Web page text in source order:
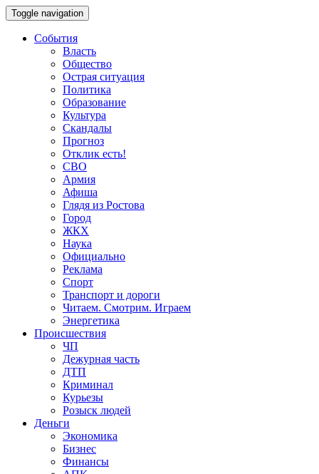
Toggle navigation
События
Власть
Общество
Острая ситуация
Политика
Образование
Культура
Скандалы
Прогноз
Отклик есть!
СВО
Армия
Афиша
Глядя из Ростова
Город
ЖКХ
Наука
Официально
Реклама
Спорт
Транспорт и дороги
Читаем. Смотрим. Играем
Энергетика
Происшествия
ЧП
Дежурная часть
ДТП
Криминал
Курьезы
Розыск людей
Деньги
Экономика
Бизнес
Финансы